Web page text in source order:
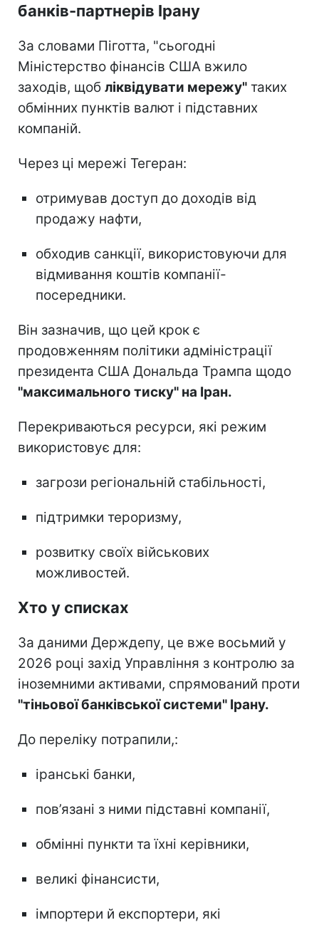
банків-партнерів Ірану
За словами Піготта, "сьогодні
Міністерство фінансів США вжило
заходів, щоб ліквідувати мережу" таких
обмінних пунктів валют і підставних
компаній.
Через ці мережі Тегеран:
отримував доступ до доходів від
продажу нафти,
обходив санкції, використовуючи для
відмивання коштів компанії-
посередники.
Він зазначив, що цей крок є
продовженням політики адміністрації
президента США Дональда Трампа щодо
"максимального тиску" на Іран.
Перекриваються ресурси, які режим
використовує для:
загрози регіональній стабільності,
підтримки тероризму,
розвитку своїх військових
можливостей.
Хто у списках
За даними Держдепу, це вже восьмий у
2026 році захід Управління з контролю за
іноземними активами, спрямований проти
"тіньової банківської системи" Ірану.
До переліку потрапили,:
іранські банки,
пов’язані з ними підставні компанії,
обмінні пункти та їхні керівники,
великі фінансисти,
імпортери й експортери, які